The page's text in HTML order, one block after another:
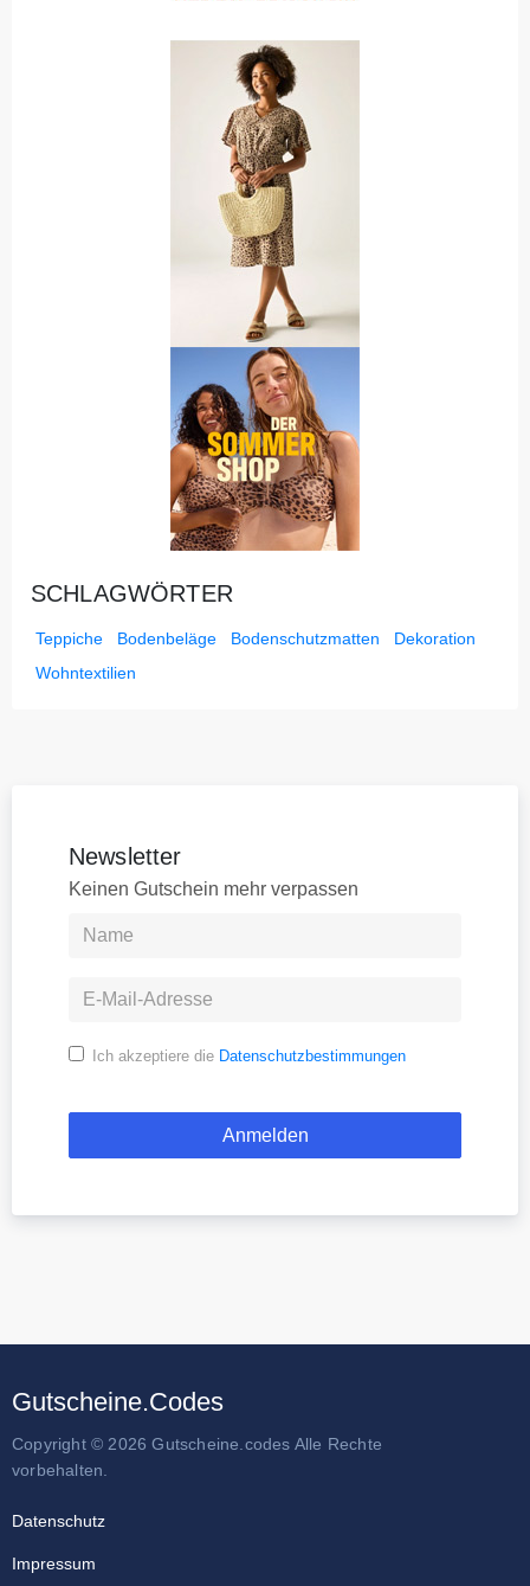
SCHLAGWÖRTER
Teppiche Bodenbeläge Bodenschutzmatten
Dekoration
Wohntextilien
Newsletter
Keinen Gutschein mehr verpassen
Ich akzeptiere die Datenschutzbestimmungen
Gutscheine.Codes
Copyright © 2026 Gutscheine.codes Alle Rechte
vorbehalten.
Datenschutz
Impressum